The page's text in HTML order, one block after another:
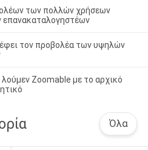
των πολλών χρήσεων
επανακαταλογηστέων
τον προβολέα των υψηλών
Zoomable με το αρχικό
Όλα